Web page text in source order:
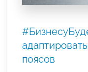
поясов